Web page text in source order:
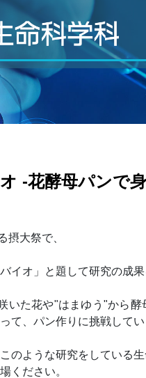
-花酵母パンで
摂大祭で、
イオ」と題して研究の成果
いた花や"はまゆう"から
て、パン作りに挑戦してい
のような研究をしている
ください。